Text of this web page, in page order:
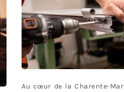
Au cœur de la Charente-